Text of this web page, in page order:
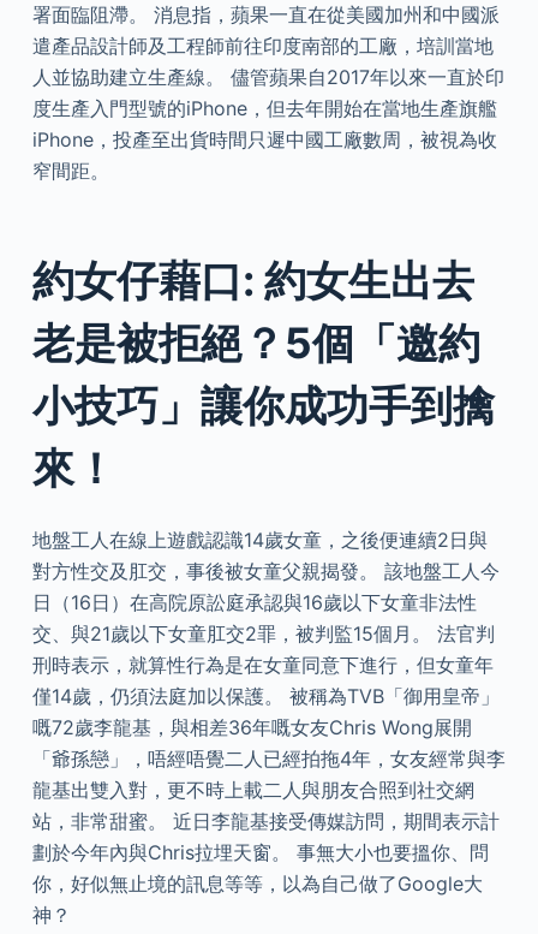
署面臨阻滯。 消息指，蘋果一直在從美國加州和中國派
遣產品設計師及工程師前往印度南部的工廠，培訓當地
人並協助建立生產線。 儘管蘋果自2017年以來一直於印
度生產入門型號的iPhone，但去年開始在當地生產旗艦
iPhone，投產至出貨時間只遲中國工廠數周，被視為收
窄間距。
約女仔藉口: 約女生出去
老是被拒絕？5個「邀約
小技巧」讓你成功手到擒
來！
地盤工人在線上遊戲認識14歲女童，之後便連續2日與
對方性交及肛交，事後被女童父親揭發。 該地盤工人今
日（16日）在高院原訟庭承認與16歲以下女童非法性
交、與21歲以下女童肛交2罪，被判監15個月。 法官判
刑時表示，就算性行為是在女童同意下進行，但女童年
僅14歲，仍須法庭加以保護。 被稱為TVB「御用皇帝」
嘅72歲李龍基，與相差36年嘅女友Chris Wong展開
「爺孫戀」，唔經唔覺二人已經拍拖4年，女友經常與李
龍基出雙入對，更不時上載二人與朋友合照到社交網
站，非常甜蜜。 近日李龍基接受傳媒訪問，期間表示計
劃於今年內與Chris拉埋天窗。 事無大小也要搵你、問
你，好似無止境的訊息等等，以為自己做了Google大
神？